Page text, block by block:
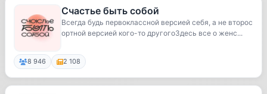
Счастье быть собой
Всегда будь первоклассной версией себя, а не второс
ортной версией кого-то другогоЗдесь все о женс...
8 946 2 108